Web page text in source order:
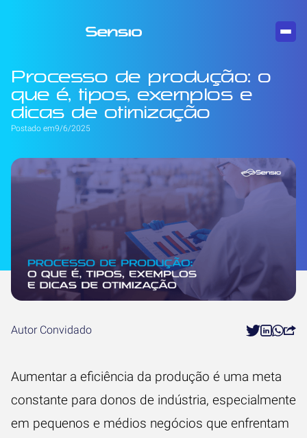
Processo de produção: o
que é, tipos, exemplos e
dicas de otimização
Postado em9/6/2025
Autor Convidado
Aumentar a eficiência da produção é uma meta
constante para donos de indústria, especialmente
em pequenos e médios negócios que enfrentam